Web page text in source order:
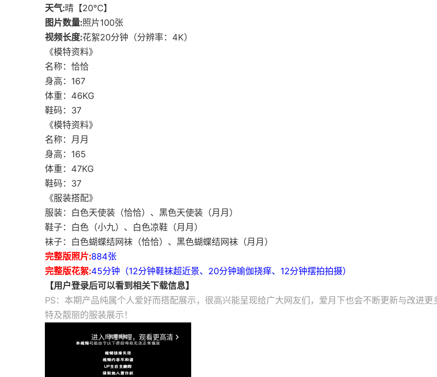
天气:晴【20℃】
图片数量:照片100张
视频长度:花絮20分钟（分辨率：4K）
《模特资料》
名称：恰恰
身高：167
体重：46KG
鞋码：37
《模特资料》
名称：月月
身高：165
体重：47KG
鞋码：37
《服装搭配》
服装：白色天使装（恰恰）、黑色天使装（月月）
鞋子：白色（小九）、白色凉鞋（月月）
袜子：白色蝴蝶结网袜（恰恰）、黑色蝴蝶结网袜（月月）
完整版照片:884张
完整版花絮:45分钟（12分钟鞋袜超近景、20分钟瑜伽挠痒、12分钟摆拍拍摄）
【用户登录后可以看到相关下载信息】
PS：本期产品纯属个人爱好而搭配展示，很高兴能呈现给广大网友们，爱月下也会不断更新与改进更
特及靓丽的服装展示！